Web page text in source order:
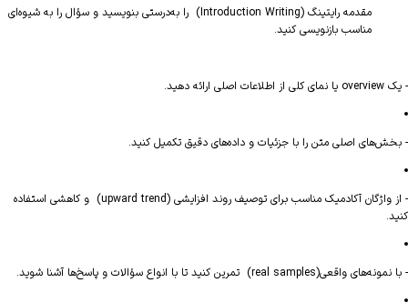
مقدمه رایتینگ (Introduction Writing) را به‌درستی بنویسید و سؤال را به شیوه‌ای
مناسب بازنویسی کنید.
- یک overview یا نمای کلی از اطلاعات اصلی ارائه دهید.
- بخش‌های اصلی متن را با جزئیات و داده‌های دقیق تکمیل کنید.
- از واژگان آکادمیک مناسب برای توصیف روند افزایشی (upward trend) و کاهشی استفاده
کنید.
- با نمونه‌های واقعی(real samples) تمرین کنید تا با انواع سؤالات و پاسخ‌ها آشنا شوید.